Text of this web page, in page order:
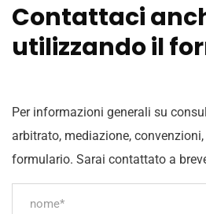
Contattaci
utilizzando il
Per informazioni generali su
arbitrato, mediazione,
formulario. Sarai contattato a